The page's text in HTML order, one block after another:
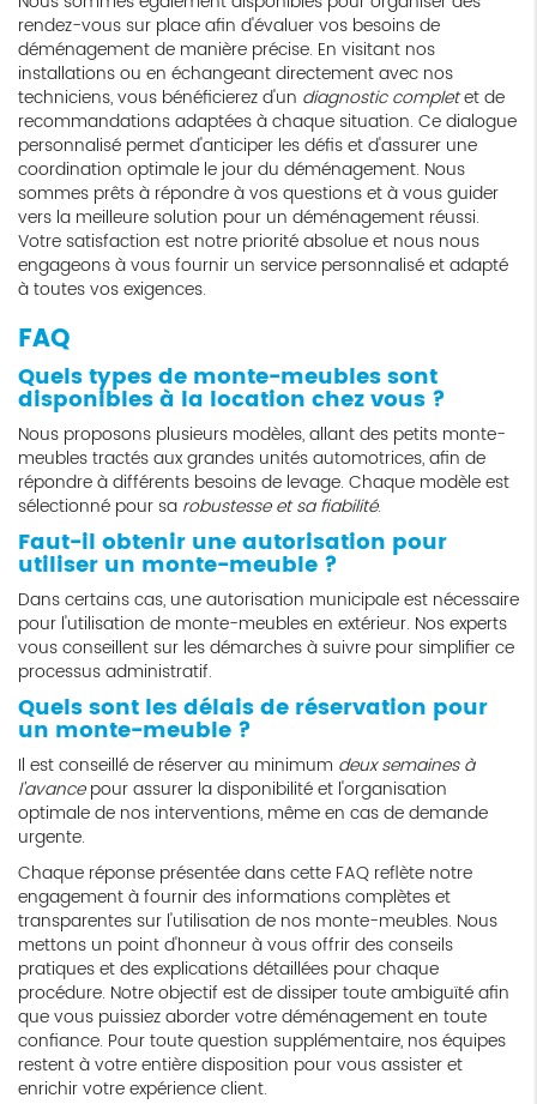
rendez-vous sur place afin d'évaluer vos besoins de
déménagement de manière précise. En visitant nos
installations ou en échangeant directement avec nos
techniciens, vous bénéficierez d'un diagnostic completet de
recommandations adaptées à chaque situation. Ce dialogue
personnalisé permet d'anticiper les défis et d'assurer une
coordination optimale le jour du déménagement. Nous
sommes prêts à répondre à vos questions et à vous guider
vers la meilleure solution pour un déménagement réussi.
Votre satisfaction est notre priorité absolue et nous nous
engageons à vous fournir un service personnalisé et adapté
à toutes vos exigences.
FAQ
Quels types de monte-meubles sont
disponibles à la location chez vous ?
Nous proposons plusieurs modèles, allant des petits monte-
meubles tractés aux grandes unités automotrices, afin de
répondre à différents besoins de levage. Chaque modèle est
sélectionné pour sa robustesse et sa fiabilité.
Faut-il obtenir une autorisation pour
utiliser un monte-meuble ?
Dans certains cas, une autorisation municipale est nécessaire
pour l'utilisation de monte-meubles en extérieur. Nos experts
vous conseillent sur les démarches à suivre pour simplifier ce
processus administratif.
Quels sont les délais de réservation pour
un monte-meuble ?
Il est conseillé de réserver au minimum deux semaines à
l'avancepour assurer la disponibilité et l'organisation
optimale de nos interventions, même en cas de demande
urgente.
Chaque réponse présentée dans cette FAQ reflète notre
engagement à fournir des informations complètes et
transparentes sur l'utilisation de nos monte-meubles. Nous
mettons un point d'honneur à vous offrir des conseils
pratiques et des explications détaillées pour chaque
procédure. Notre objectif est de dissiper toute ambiguïté afin
que vous puissiez aborder votre déménagement en toute
confiance. Pour toute question supplémentaire, nos équipes
restent à votre entière disposition pour vous assister et
enrichir votre expérience client.